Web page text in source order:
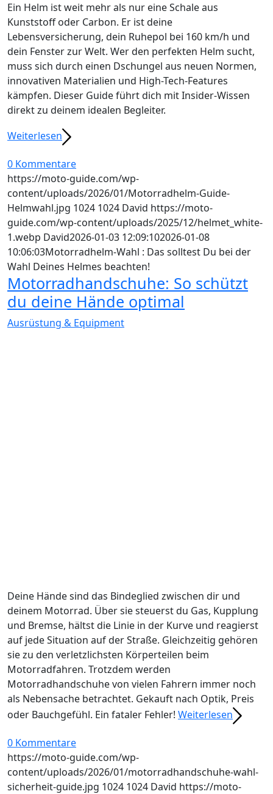
Ein Helm ist weit mehr als nur eine Schale aus
Kunststoff oder Carbon. Er ist deine
Lebensversicherung, dein Ruhepol bei 160 km/h und
dein Fenster zur Welt. Wer den perfekten Helm sucht,
muss sich durch einen Dschungel aus neuen Normen,
innovativen Materialien und High-Tech-Features
kämpfen. Dieser Guide führt dich mit Insider-Wissen
direkt zu deinem idealen Begleiter.
Weiterlesen
0 Kommentare
https://moto-guide.com/wp-
content/uploads/2026/01/Motorradhelm-Guide-
Helmwahl.jpg 1024 1024 David https://moto-
guide.com/wp-content/uploads/2025/12/helmet_white-
1.webp David2026-01-03 12:09:102026-01-08
10:06:03Motorradhelm-Wahl : Das solltest Du bei der
Wahl Deines Helmes beachten!
Motorradhandschuhe: So schützt
du deine Hände optimal
Ausrüstung & Equipment
Deine Hände sind das Bindeglied zwischen dir und
deinem Motorrad. Über sie steuerst du Gas, Kupplung
und Bremse, hältst die Linie in der Kurve und reagierst
auf jede Situation auf der Straße. Gleichzeitig gehören
sie zu den verletzlichsten Körperteilen beim
Motorradfahren. Trotzdem werden
Motorradhandschuhe von vielen Fahrern immer noch
als Nebensache betrachtet. Gekauft nach Optik, Preis
oder Bauchgefühl. Ein fataler Fehler! Weiterlesen
0 Kommentare
https://moto-guide.com/wp-
content/uploads/2026/01/motorradhandschuhe-wahl-
sicherheit-guide.jpg 1024 1024 David https://moto-